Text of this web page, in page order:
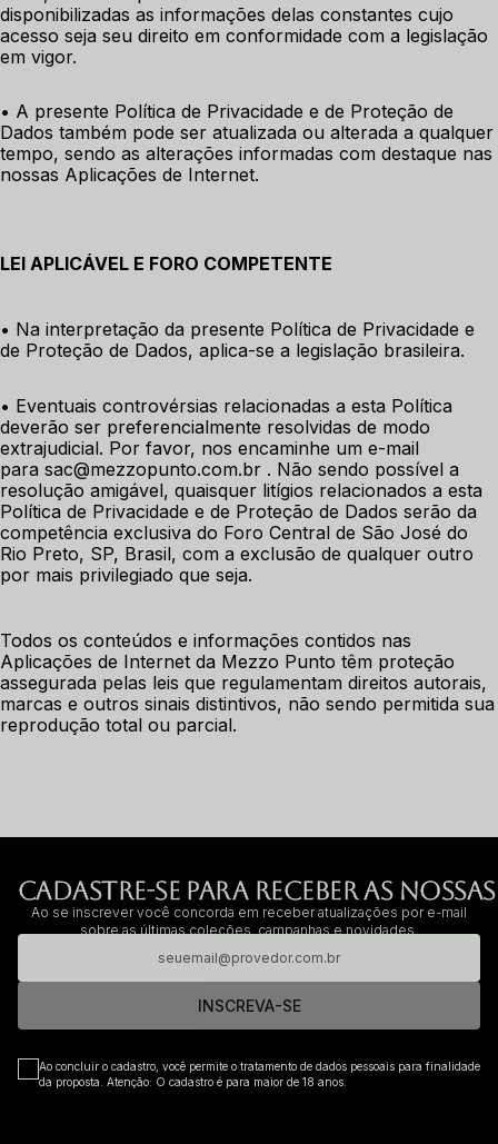
disponibilizadas as informações delas constantes cujo
acesso seja seu direito em conformidade com a legislação
em vigor.
• A presente Política de Privacidade e de Proteção de
Dados também pode ser atualizada ou alterada a qualquer
tempo, sendo as alterações informadas com destaque nas
nossas Aplicações de Internet.
LEI APLICÁVEL E FORO COMPETENTE
• Na interpretação da presente Política de Privacidade e
de Proteção de Dados, aplica-se a legislação brasileira.
• Eventuais controvérsias relacionadas a esta Política
deverão ser preferencialmente resolvidas de modo
extrajudicial. Por favor, nos encaminhe um e-mail
para sac@mezzopunto.com.br . Não sendo possível a
resolução amigável, quaisquer litígios relacionados a esta
Política de Privacidade e de Proteção de Dados serão da
competência exclusiva do Foro Central de São José do
Rio Preto, SP, Brasil, com a exclusão de qualquer outro
por mais privilegiado que seja.
Todos os conteúdos e informações contidos nas
Aplicações de Internet da Mezzo Punto têm proteção
assegurada pelas leis que regulamentam direitos autorais,
marcas e outros sinais distintivos, não sendo permitida sua
reprodução total ou parcial.
CADASTRE-SE PARA RECEBER AS
Ao se inscrever você concorda em receber atualizações por e-mail
sobre as últimas coleções, campanhas e novidades.
INSCREVA-SE
Ao concluir o cadastro, você permite o tratamento de dados pessoais para finalidade
da proposta. Atenção: O cadastro é para maior de 18 anos.